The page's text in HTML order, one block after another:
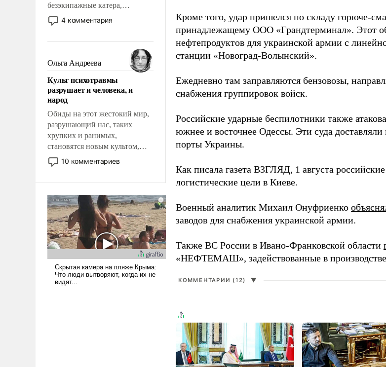
безэкипажные катера,
применение которых уже
стало обыденностью. Задача по
сложна и амбициозна. Однако
и ее реализация радикально
поднимет наши боевые
возможности.
4 комментария
Ольга Андреева
Культ психотравмы
разрушает и человека, и
народ
Обиды на этот жестокий мир,
разрушающий нас, таких
хрупких и ранимых,
становятся новым культом,
постепенно вытесняя и
отменяя традиционное
ударами судьбы, брать на себя
ответственность, помогать
слабым, идти вперед и
адаптироваться.
10 комментариев
Кроме того, удар пришелся по складу горюче-
принадлежащему ООО «Грандтерминал». Этот
нефтепродуктов для украинской армии с
станции «Новоград-Волынский».
Ежедневно там заправляются бензовозы,
снабжения группировок войск.
Российские ударные беспилотники также
южнее и восточнее Одессы. Эти суда
порты Украины.
Как писала газета ВЗГЛЯД, 1 августа
логистические цели в Киеве.
Военный аналитик Михаил Онуфриенко
заводов для снабжения украинской армии.
Также ВС России в Ивано-Франковской области
«НЕФТЕМАШ», задействованные в
КОММЕНТАРИИ (12) ▼